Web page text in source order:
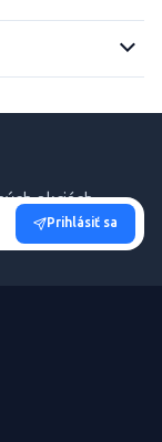
akciách.
Prihlásiť sa